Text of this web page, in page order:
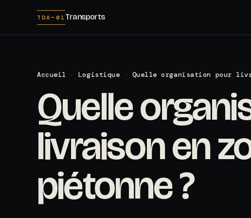
TDA—01Transports
Accueil · Logistique · Quelle organisation pour
Quelle
livraison en
piétonne ?